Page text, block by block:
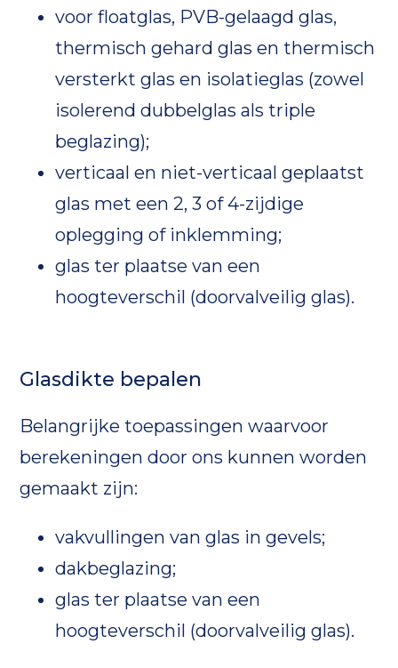
voor floatglas, PVB-gelaagd glas,
thermisch gehard glas en thermisch
versterkt glas en isolatieglas (zowel
isolerend dubbelglas als triple
beglazing);
verticaal en niet-verticaal geplaatst
glas met een 2, 3 of 4-zijdige
oplegging of inklemming;
glas ter plaatse van een
hoogteverschil (doorvalveilig glas).
Glasdikte bepalen
Belangrijke toepassingen waarvoor
berekeningen door ons kunnen worden
gemaakt zijn:
vakvullingen van glas in gevels;
dakbeglazing;
glas ter plaatse van een
hoogteverschil (doorvalveilig glas).